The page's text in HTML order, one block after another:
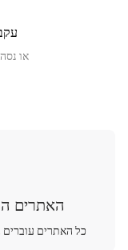
או
האתרים
כל האתרים עוברים